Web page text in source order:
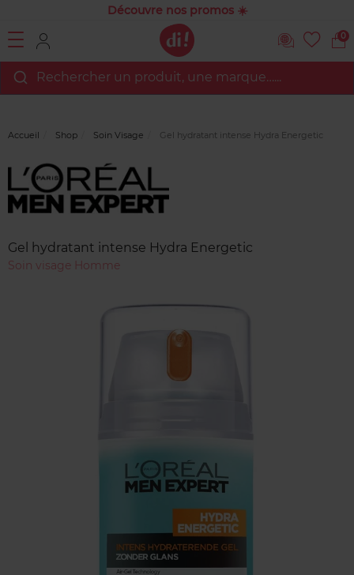
Découvre nos promos ☀️
0
Rechercher un produit, une marque…...
Accueil Shop Soin Visage Gel hydratant intense Hydra Energetic
Gel hydratant intense Hydra Energetic
Soin visage Homme